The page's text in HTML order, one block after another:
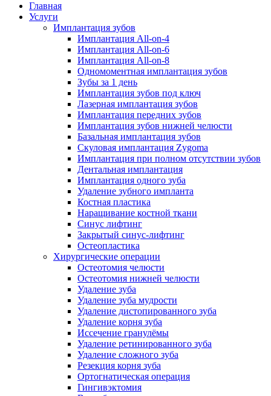
Главная
Услуги
Имплантация зубов
Имплантация All-on-4
Имплантация All-on-6
Имплантация All-on-8
Одномоментная имплантация зубов
Зубы за 1 день
Имплантация зубов под ключ
Лазерная имплантация зубов
Имплантация передних зубов
Имплантация зубов нижней челюсти
Базальная имплантация зубов
Скуловая имплантация Zygoma
Имплантация при полном отсутствии зубов
Дентальная имплантация
Имплантация одного зуба
Удаление зубного импланта
Костная пластика
Наращивание костной ткани
Синус лифтинг
Закрытый синус-лифтинг
Остеопластика
Хирургические операции
Остеотомия челюсти
Остеотомия нижней челюсти
Удаление зуба
Удаление зуба мудрости
Удаление дистопированного зуба
Удаление корня зуба
Иссечение гранулёмы
Удаление ретинированного зуба
Удаление сложного зуба
Резекция корня зуба
Ортогнатическая операция
Гингивэктомия